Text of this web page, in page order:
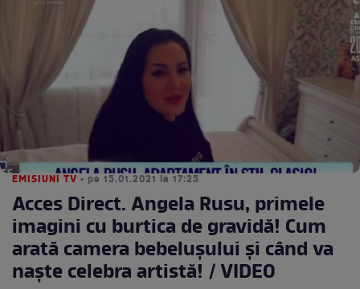
EMISIUNI TV • pe 15.01.2021 la 17:25
Acces Direct. Angela Rusu, primele
imagini cu burtica de gravidă! Cum
arată camera bebelușului și când va
naște celebra artistă! / VIDEO